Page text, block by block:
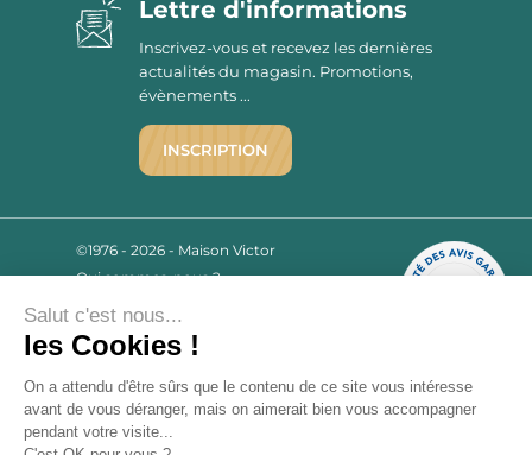
9.7
Lettre d'informations
Inscrivez-vous et recevez les dernières
actualités du magasin. Promotions,
évènements ...
INSCRIPTION
©1976 - 2026 - Maison Victor
Qui sommes-nous ?
Mentions légales
C.G.V.
Politique de confidentialité
FAQ
Livraisons
Salut c'est nous...
les Cookies !
On a attendu d'être sûrs que le contenu de ce site vous intéresse
avant de vous déranger, mais on aimerait bien vous accompagner
pendant votre visite...